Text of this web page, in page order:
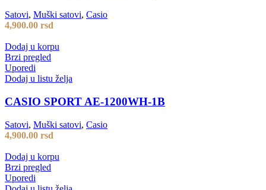
Satovi, Muški satovi, Casio
4,900.00 rsd
Dodaj u korpu
Brzi pregled
Uporedi
Dodaj u listu želja
CASIO SPORT AE-1200WH-1B
Satovi, Muški satovi, Casio
4,900.00 rsd
Dodaj u korpu
Brzi pregled
Uporedi